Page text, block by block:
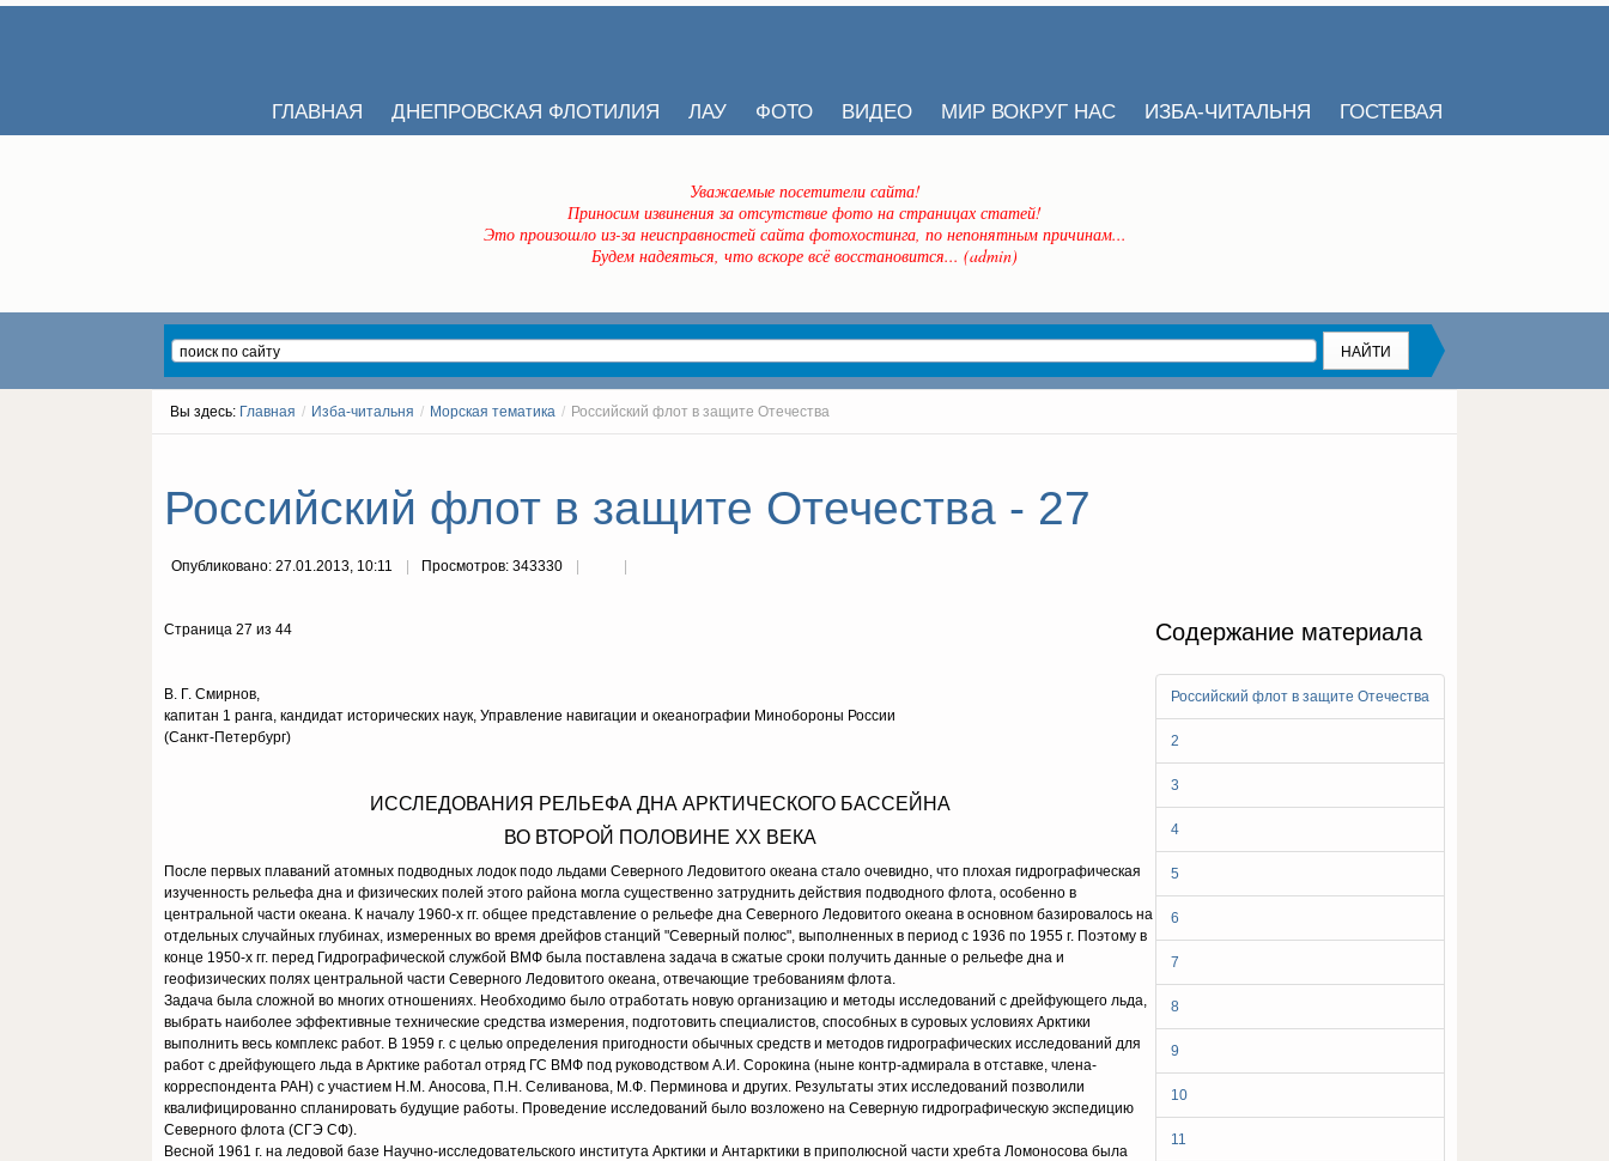
ГЛАВНАЯ ДНЕПРОВСКАЯ ФЛОТИЛИЯ ЛАУ ФОТО ВИДЕО МИР ВОКРУГ НАС ИЗБА-ЧИТАЛЬНЯ ГОСТЕВАЯ
Уважаемые посетители сайта!
Приносим извинения за отсутствие фото на страницах статей!
Это произошло из-за неисправностей сайта фотохостинга, по непонятным причинам...
Будем надеяться, что вскоре всё восстановится... (admin)
Вы здесь: Главная / Изба-читальня / Морская тематика / Российский флот в защите Отечества
Российский флот в защите Отечества - 27
Опубликовано: 27.01.2013, 10:11 Просмотров: 343330
Содержание материала
Российский флот в защите Отечества
2
3
4
5
6
7
8
9
10
11
Страница 27 из 44
В. Г. Смирнов,
капитан 1 ранга, кандидат исторических наук, Управление навигации и океанографии Минобороны России
(Санкт-Петербург)
ИССЛЕДОВАНИЯ РЕЛЬЕФА ДНА АРКТИЧЕСКОГО БАССЕЙНА
ВО ВТОРОЙ ПОЛОВИНЕ XX ВЕКА
После первых плаваний атомных подводных лодок подо льдами Северного Ледовитого океана стало очевидно, что плохая гидрографическая
изученность рельефа дна и физических полей этого района могла существенно затруднить действия подводного флота, особенно в
центральной части океана. К началу 1960-х гг. общее представление о рельефе дна Северного Ледовитого океана в основном базировалось на
отдельных случайных глубинах, измеренных во время дрейфов станций "Северный полюс", выполненных в период с 1936 по 1955 г. Поэтому в
конце 1950-х гг. перед Гидрографической службой ВМФ была поставлена задача в сжатые сроки получить данные о рельефе дна и
геофизических полях центральной части Северного Ледовитого океана, отвечающие требованиям флота.
Задача была сложной во многих отношениях. Необходимо было отработать новую организацию и методы исследований с дрейфующего льда,
выбрать наиболее эффективные технические средства измерения, подготовить специалистов, способных в суровых условиях Арктики
выполнить весь комплекс работ. В 1959 г. с целью определения пригодности обычных средств и методов гидрографических исследований для
работ с дрейфующего льда в Арктике работал отряд ГС ВМФ под руководством А.И. Сорокина (ныне контр-адмирала в отставке, члена-
корреспондента РАН) с участием Н.М. Аносова, П.Н. Селиванова, М.Ф. Перминова и других. Результаты этих исследований позволили
квалифицированно спланировать будущие работы. Проведение исследований было возложено на Северную гидрографическую экспедицию
Северного флота (СГЭ СФ).
Весной 1961 г. на ледовой базе Научно-исследовательского института Арктики и Антарктики в приполюсной части хребта Ломоносова была